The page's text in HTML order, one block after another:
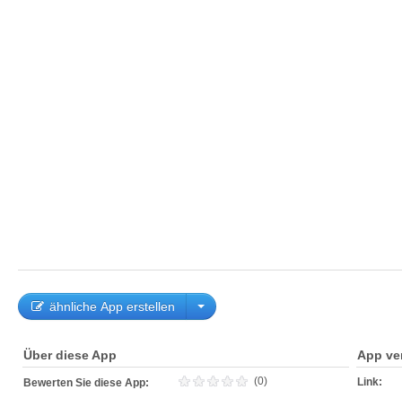
ähnliche App erstellen
Über diese App
Bewerten Sie diese App: (0)
App
Link: